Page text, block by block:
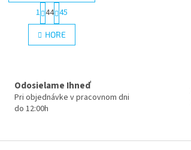
O
v
l
c
i
v
S
t
r
á
n
a
n
1 44 45
HORE
Odosielame Ihneď
Pri objednávke v pracovnom dni
do 12:00h